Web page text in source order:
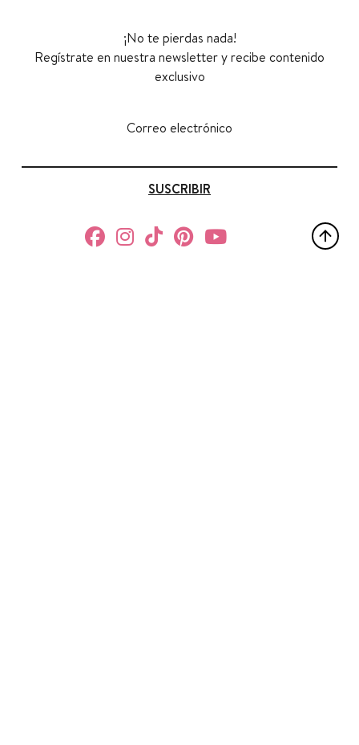
¡No te pierdas nada!
Regístrate en nuestra newsletter y recibe contenido
exclusivo
Correo electrónico
SUSCRIBIR